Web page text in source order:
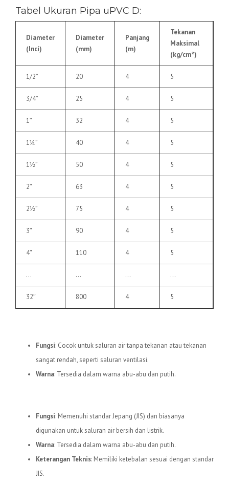
Tabel Ukuran Pipa uPVC D:
Diameter
(Inci)
Diameter
(mm)
Panjang
(m)
Tekanan
Maksimal
(kg/cm²)
1/2″ 20 4 5
3/4″ 25 4 5
1″ 32 4 5
1¼” 40 4 5
1½” 50 4 5
2″ 63 4 5
2½” 75 4 5
3″ 90 4 5
4″ 110 4 5
… … … …
32″ 800 4 5
Fungsi: Cocok untuk saluran air tanpa tekanan atau tekanan
sangat rendah, seperti saluran ventilasi.
Warna: Tersedia dalam warna abu-abu dan putih.
Fungsi: Memenuhi standar Jepang (JIS) dan biasanya
digunakan untuk saluran air bersih dan listrik.
Warna: Tersedia dalam warna abu-abu dan putih.
Keterangan Teknis: Memiliki ketebalan sesuai dengan standar
JIS.